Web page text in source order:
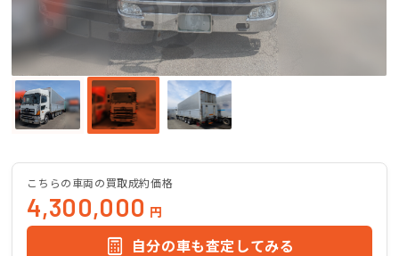
こちらの車両の買取成約価格
4,300,000 円
自分の車も査定してみる